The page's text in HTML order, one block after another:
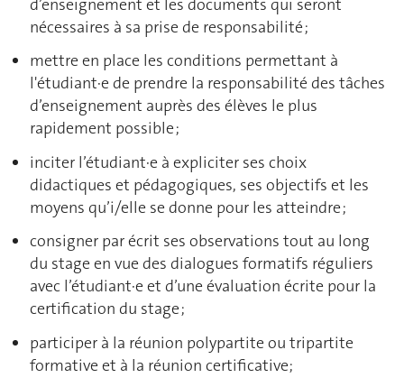
d’enseignement et les documents qui seront
nécessaires à sa prise de responsabilité ;
mettre en place les conditions permettant à
l'étudiant∙e de prendre la responsabilité des tâches
d’enseignement auprès des élèves le plus
rapidement possible ;
inciter l’étudiant∙e à expliciter ses choix
didactiques et pédagogiques, ses objectifs et les
moyens qu’i/elle se donne pour les atteindre ;
consigner par écrit ses observations tout au long
du stage en vue des dialogues formatifs réguliers
avec l’étudiant∙e et d’une évaluation écrite pour la
certification du stage ;
participer à la réunion polypartite ou tripartite
formative et à la réunion certificative;